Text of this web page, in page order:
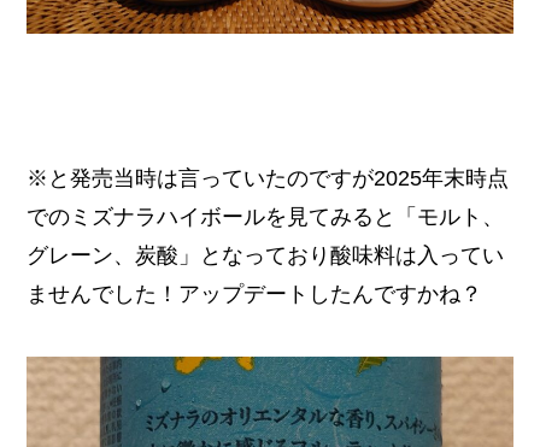
※と発売当時は言っていたのですが2025年末時点
でのミズナラハイボールを見てみると「モルト、
グレーン、炭酸」となっており酸味料は入ってい
ませんでした！アップデートしたんですかね？